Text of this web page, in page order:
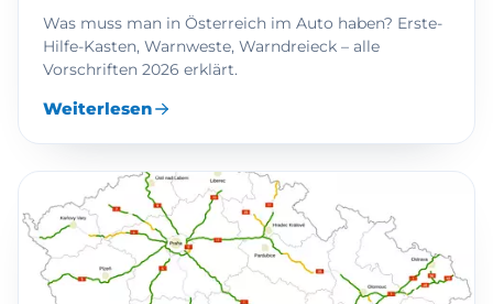
Was muss man in Österreich im Auto haben? Erste-
Hilfe-Kasten, Warnweste, Warndreieck – alle
Vorschriften 2026 erklärt.
Weiterlesen